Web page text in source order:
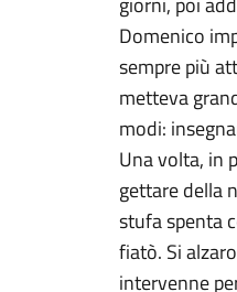
Domenico
sempre più
metteva
modi:
Una volta, in
gettare della
stufa spenta
fiatò. Si
intervenne